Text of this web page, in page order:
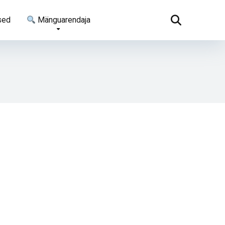
Mänguarendaja